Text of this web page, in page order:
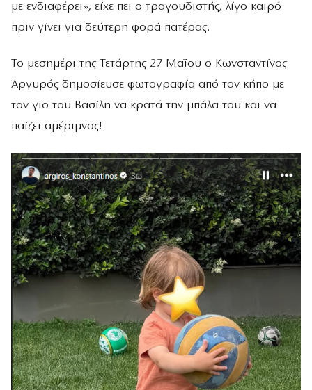
με ενδιαφέρει», είχε πει ο τραγουδιστής, λίγο καιρό
πριν γίνει για δεύτερη φορά πατέρας.
Το μεσημέρι της Τετάρτης 27 Μαΐου ο Κωνσταντίνος
Αργυρός δημοσίευσε φωτογραφία από τον κήπο με
τον γιο του Βασίλη να κρατά την μπάλα του και να
παίζει αμέριμνος!